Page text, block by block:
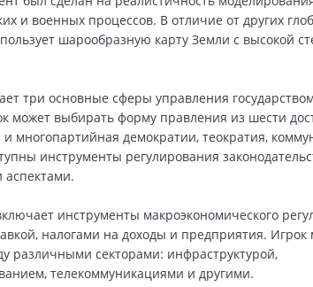
и военных процессов. В отличие от других
шарообразную карту Земли с высокой
три основные сферы управления
может выбирать форму правления из шести
многопартийная демократии, теократия,
инструменты регулирования
инструменты макроэкономического
налогами на доходы и предприятия. Игрок
различными секторами: инфраструктурой,
телекоммуникациями и другими.